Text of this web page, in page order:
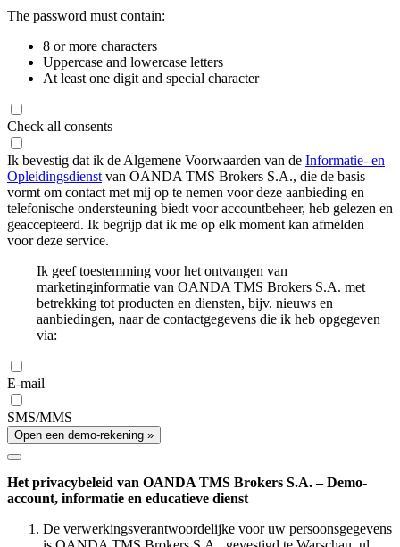
The password must contain:
8 or more characters
Uppercase and lowercase letters
At least one digit and special character
Check all consents
Ik bevestig dat ik de Algemene Voorwaarden van de Informatie- en
Opleidingsdienst van OANDA TMS Brokers S.A., die de basis
vormt om contact met mij op te nemen voor deze aanbieding en
telefonische ondersteuning biedt voor accountbeheer, heb gelezen en
geaccepteerd. Ik begrijp dat ik me op elk moment kan afmelden
voor deze service.
Ik geef toestemming voor het ontvangen van
marketinginformatie van OANDA TMS Brokers S.A. met
betrekking tot producten en diensten, bijv. nieuws en
aanbiedingen, naar de contactgegevens die ik heb opgegeven
via:
E-mail
SMS/MMS
Open een demo-rekening »
Het privacybeleid van OANDA TMS Brokers S.A. – Demo-
account, informatie en educatieve dienst
De verwerkingsverantwoordelijke voor uw persoonsgegevens